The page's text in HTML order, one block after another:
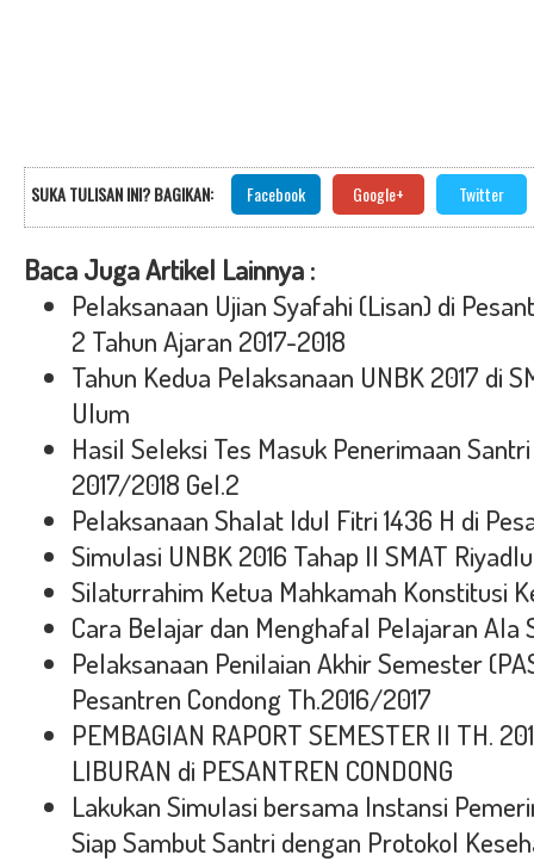
SUKA TULISAN INI? BAGIKAN: Facebook Google+ Twitter
Baca Juga Artikel Lainnya :
Pelaksanaan Ujian Syafahi (Lisan) di
2 Tahun Ajaran 2017-2018
Tahun Kedua Pelaksanaan UNBK 2017 di
Ulum
Hasil Seleksi Tes Masuk Penerimaan
2017/2018 Gel.2
Pelaksanaan Shalat Idul Fitri 1436 H di
Simulasi UNBK 2016 Tahap II SMAT
Silaturrahim Ketua Mahkamah Konstitusi
Cara Belajar dan Menghafal Pelajaran Ala
Pelaksanaan Penilaian Akhir Semester
Pesantren Condong Th.2016/2017
PEMBAGIAN RAPORT SEMESTER II TH.
LIBURAN di PESANTREN CONDONG
Lakukan Simulasi bersama Instansi
Siap Sambut Santri dengan Protokol